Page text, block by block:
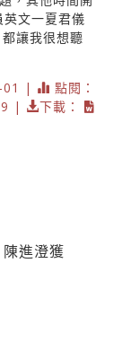
文一夏君儀
讓我很想聽
01 |
點閱：
|
下載：
進澄獲